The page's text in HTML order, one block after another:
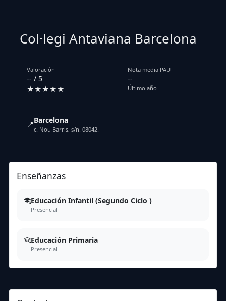
Col·legi Antaviana Barcelona
Valoración
-- / 5
★★★★★
Nota media PAU
--
Último año
📍Barcelona
c. Nou Barris, s/n. 08042.
Enseñanzas
Educación Infantil (Segundo Ciclo )
Presencial
Educación Primaria
Presencial